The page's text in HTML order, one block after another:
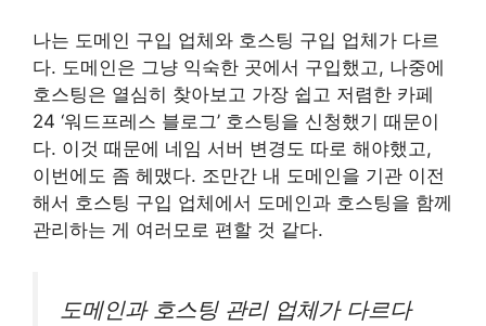
나는 도메인 구입 업체와 호스팅 구입 업체가 다르
다. 도메인은 그냥 익숙한 곳에서 구입했고, 나중에
호스팅은 열심히 찾아보고 가장 쉽고 저렴한 카페
24 ‘워드프레스 블로그’ 호스팅을 신청했기 때문이
다. 이것 때문에 네임 서버 변경도 따로 해야했고,
이번에도 좀 헤맸다. 조만간 내 도메인을 기관 이전
해서 호스팅 구입 업체에서 도메인과 호스팅을 함께
관리하는 게 여러모로 편할 것 같다.
도메인과 호스팅 관리 업체가 다르다